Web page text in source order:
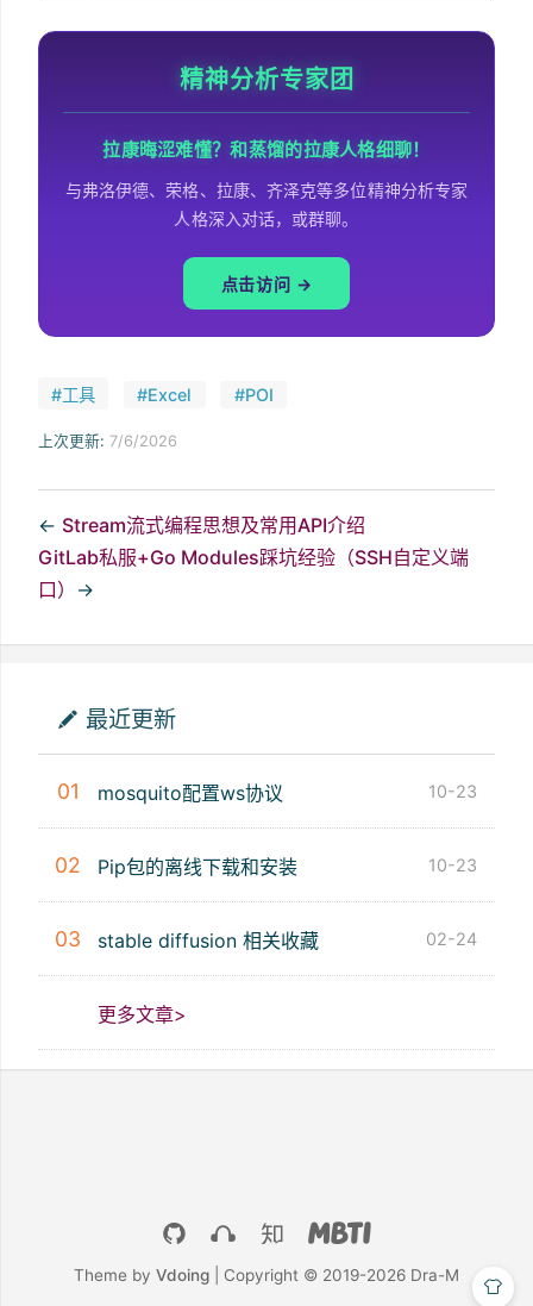
精神分析专家团
拉康晦涩难懂？和蒸馏的拉康人格细聊！
与弗洛伊德、荣格、拉康、齐泽克等多位精神分析专家
人格深入对话，或群聊。
点击访问 →
#工具 #Excel #POI
上次更新: 7/6/2026
← Stream流式编程思想及常用API介绍
GitLab私服+Go Modules踩坑经验（SSH自定义端
口） →
最近更新
01 mosquito配置ws协议 10-23
02 Pip包的离线下载和安装 10-23
03 stable diffusion 相关收藏 02-24
更多文章>
Theme by Vdoing | Copyright © 2019-2026 Dra-M